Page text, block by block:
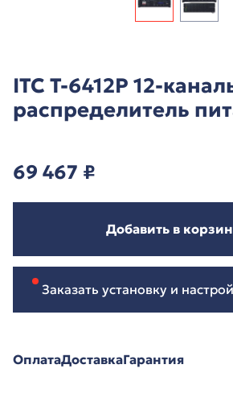
ITC T-6412P 12-
распределитель
69 467 ₽
Добавить в
Заказать установку и
ОплатаДоставкаГарантия